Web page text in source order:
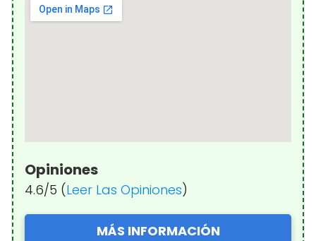
Opiniones
4.6/5 (Leer Las Opiniones)
MÁS INFORMACIÓN